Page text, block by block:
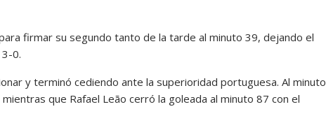
firmar su segundo tanto de la tarde al minuto 39, dejando el
0.
y terminó cediendo ante la superioridad portuguesa. Al minuto
que Rafael Leão cerró la goleada al minuto 87 con el